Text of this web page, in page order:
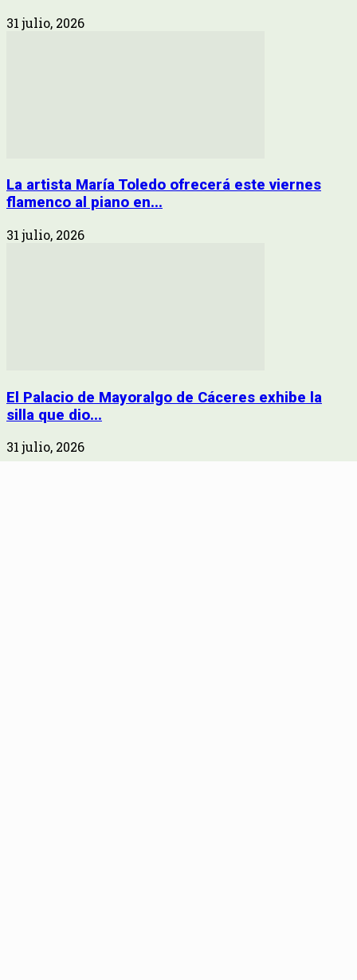
31 julio, 2026
La artista María Toledo ofrecerá este viernes
flamenco al piano en...
31 julio, 2026
El Palacio de Mayoralgo de Cáceres exhibe la
silla que dio...
31 julio, 2026